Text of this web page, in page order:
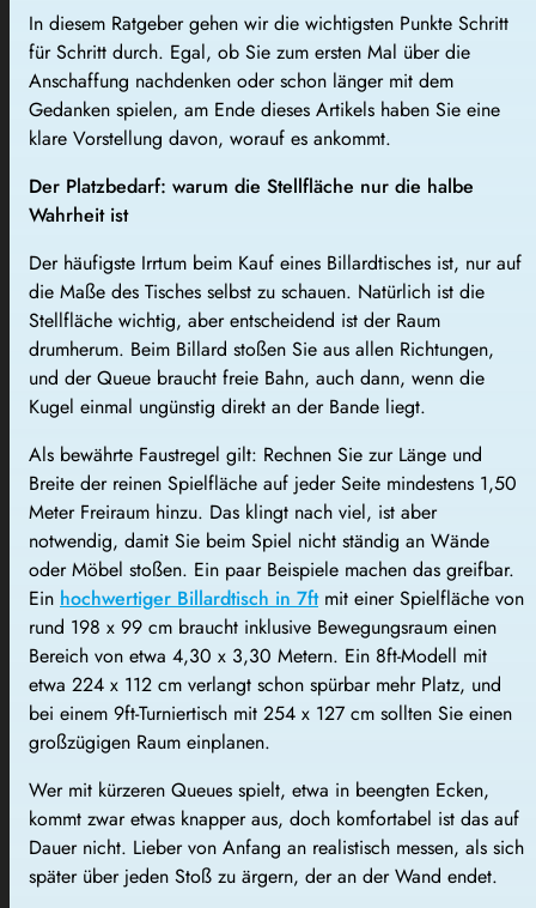
In diesem Ratgeber gehen wir die wichtigsten Punkte Schritt
für Schritt durch. Egal, ob Sie zum ersten Mal über die
Anschaffung nachdenken oder schon länger mit dem
Gedanken spielen, am Ende dieses Artikels haben Sie eine
klare Vorstellung davon, worauf es ankommt.
Der Platzbedarf: warum die Stellfläche nur die halbe
Wahrheit ist
Der häufigste Irrtum beim Kauf eines Billardtisches ist, nur auf
die Maße des Tisches selbst zu schauen. Natürlich ist die
Stellfläche wichtig, aber entscheidend ist der Raum
drumherum. Beim Billard stoßen Sie aus allen Richtungen,
und der Queue braucht freie Bahn, auch dann, wenn die
Kugel einmal ungünstig direkt an der Bande liegt.
Als bewährte Faustregel gilt: Rechnen Sie zur Länge und
Breite der reinen Spielfläche auf jeder Seite mindestens 1,50
Meter Freiraum hinzu. Das klingt nach viel, ist aber
notwendig, damit Sie beim Spiel nicht ständig an Wände
oder Möbel stoßen. Ein paar Beispiele machen das greifbar.
Ein hochwertiger Billardtisch in 7ftmit einer Spielfläche von
rund 198 x 99 cm braucht inklusive Bewegungsraum einen
Bereich von etwa 4,30 x 3,30 Metern. Ein 8ft-Modell mit
etwa 224 x 112 cm verlangt schon spürbar mehr Platz, und
bei einem 9ft-Turniertisch mit 254 x 127 cm sollten Sie einen
großzügigen Raum einplanen.
Wer mit kürzeren Queues spielt, etwa in beengten Ecken,
kommt zwar etwas knapper aus, doch komfortabel ist das auf
Dauer nicht. Lieber von Anfang an realistisch messen, als sich
später über jeden Stoß zu ärgern, der an der Wand endet.